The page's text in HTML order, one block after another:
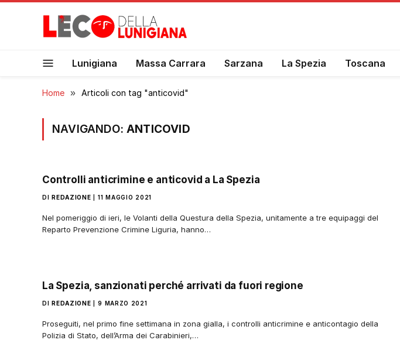
Lunigiana Massa Carrara Sarzana La Spezia Toscana
Home » Articoli con tag "anticovid"
NAVIGANDO:ANTICOVID
Controlli anticrimine e anticovid a La Spezia
DI REDAZIONE 11 MAGGIO 2021
Nel pomeriggio di ieri, le Volanti della Questura della Spezia, unitamente a tre equipaggi del
Reparto Prevenzione Crimine Liguria, hanno…
La Spezia, sanzionati perché arrivati da fuori regione
DI REDAZIONE 9 MARZO 2021
Proseguiti, nel primo fine settimana in zona gialla, i controlli anticrimine e anticontagio della
Polizia di Stato, dell’Arma dei Carabinieri,…